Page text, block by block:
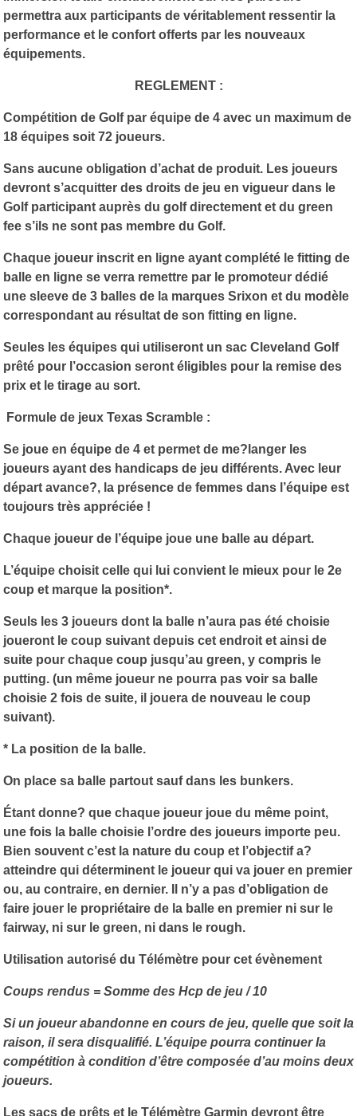
permettra aux participants de véritablement ressentir la
performance et le confort offerts par les nouveaux
équipements.
REGLEMENT :
Compétition de Golf par équipe de 4 avec un maximum de
18 équipes soit 72 joueurs.
Sans aucune obligation d’achat de produit. Les joueurs
devront s’acquitter des droits de jeu en vigueur dans le
Golf participant auprès du golf directement et du green
fee s’ils ne sont pas membre du Golf.
Chaque joueur inscrit en ligne ayant complété le fitting de
balle en ligne se verra remettre par le promoteur dédié
une sleeve de 3 balles de la marques Srixon et du modèle
correspondant au résultat de son fitting en ligne.
Seules les équipes qui utiliseront un sac Cleveland Golf
prêté pour l’occasion seront éligibles pour la remise des
prix et le tirage au sort.
Formule de jeux Texas Scramble :
Se joue en équipe de 4 et permet de me?langer les
joueurs ayant des handicaps de jeu différents. Avec leur
départ avance?, la présence de femmes dans l’équipe est
toujours très appréciée !
Chaque joueur de l’équipe joue une balle au départ.
L’équipe choisit celle qui lui convient le mieux pour le 2e
coup et marque la position*.
Seuls les 3 joueurs dont la balle n’aura pas été choisie
joueront le coup suivant depuis cet endroit et ainsi de
suite pour chaque coup jusqu’au green, y compris le
putting. (un même joueur ne pourra pas voir sa balle
choisie 2 fois de suite, il jouera de nouveau le coup
suivant).
* La position de la balle.
On place sa balle partout sauf dans les bunkers.
Étant donne? que chaque joueur joue du même point,
une fois la balle choisie l’ordre des joueurs importe peu.
Bien souvent c’est la nature du coup et l’objectif a?
atteindre qui déterminent le joueur qui va jouer en premier
ou, au contraire, en dernier. Il n’y a pas d’obligation de
faire jouer le propriétaire de la balle en premier ni sur le
fairway, ni sur le green, ni dans le rough.
Utilisation autorisé du Télémètre pour cet évènement
Coups rendus = Somme des Hcp de jeu / 10
Si un joueur abandonne en cours de jeu, quelle que soit la
raison, il sera disqualifié. L’équipe pourra continuer la
compétition à condition d’être composée d’au moins deux
joueurs.
Les sacs de prêts et le Télémètre Garmin devront être